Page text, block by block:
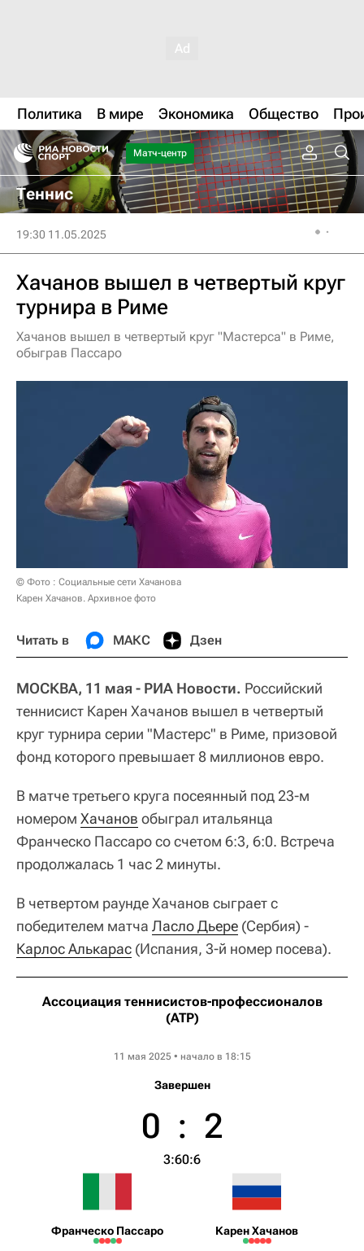
Политика В мире Экономика Общество
Матч-центр
Теннис
19:30 11.05.2025
Хачанов вышел в четвертый круг
турнира в Риме
Хачанов вышел в четвертый круг "Мастерса" в Риме,
обыграв Пассаро
© Фото : Социальные сети Хачанова
Карен Хачанов. Архивное фото
Читать в МАКС Дзен
МОСКВА, 11 мая - РИА Новости. Российский
теннисист Карен Хачанов вышел в четвертый
круг турнира серии "Мастерс" в Риме, призовой
фонд которого превышает 8 миллионов евро.
В матче третьего круга посеянный под 23-м
номером Хачанов обыграл итальянца
Франческо Пассаро со счетом 6:3, 6:0. Встреча
продолжалась 1 час 2 минуты.
В четвертом раунде Хачанов сыграет с
победителем матча Ласло Дьере (Сербия) -
Карлос Алькарас (Испания, 3-й номер посева).
Ассоциация теннисистов-профессионалов
(ATP)
11 мая 2025 • начало в 18:15
Завершен
Франческо Пассаро
0 : 2
3:60:6
Карен Хачанов